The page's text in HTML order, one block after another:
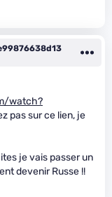
watch?
pas sur ce lien, je
je vais passer un
devenir Russe !!